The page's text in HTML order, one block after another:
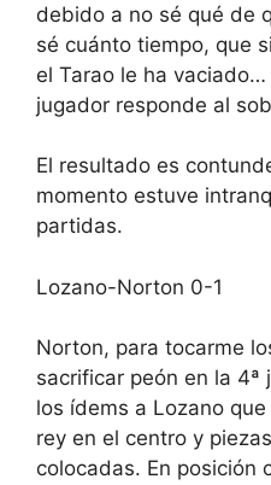
debido a no sé qué de
sé cuánto tiempo, que
el Tarao le ha
jugador responde al
El resultado es
momento estuve
partidas.
Lozano-Norton 0-1
Norton, para tocarme
sacrificar peón en la 4ª
los ídems a Lozano
rey en el centro y
colocadas. En posición